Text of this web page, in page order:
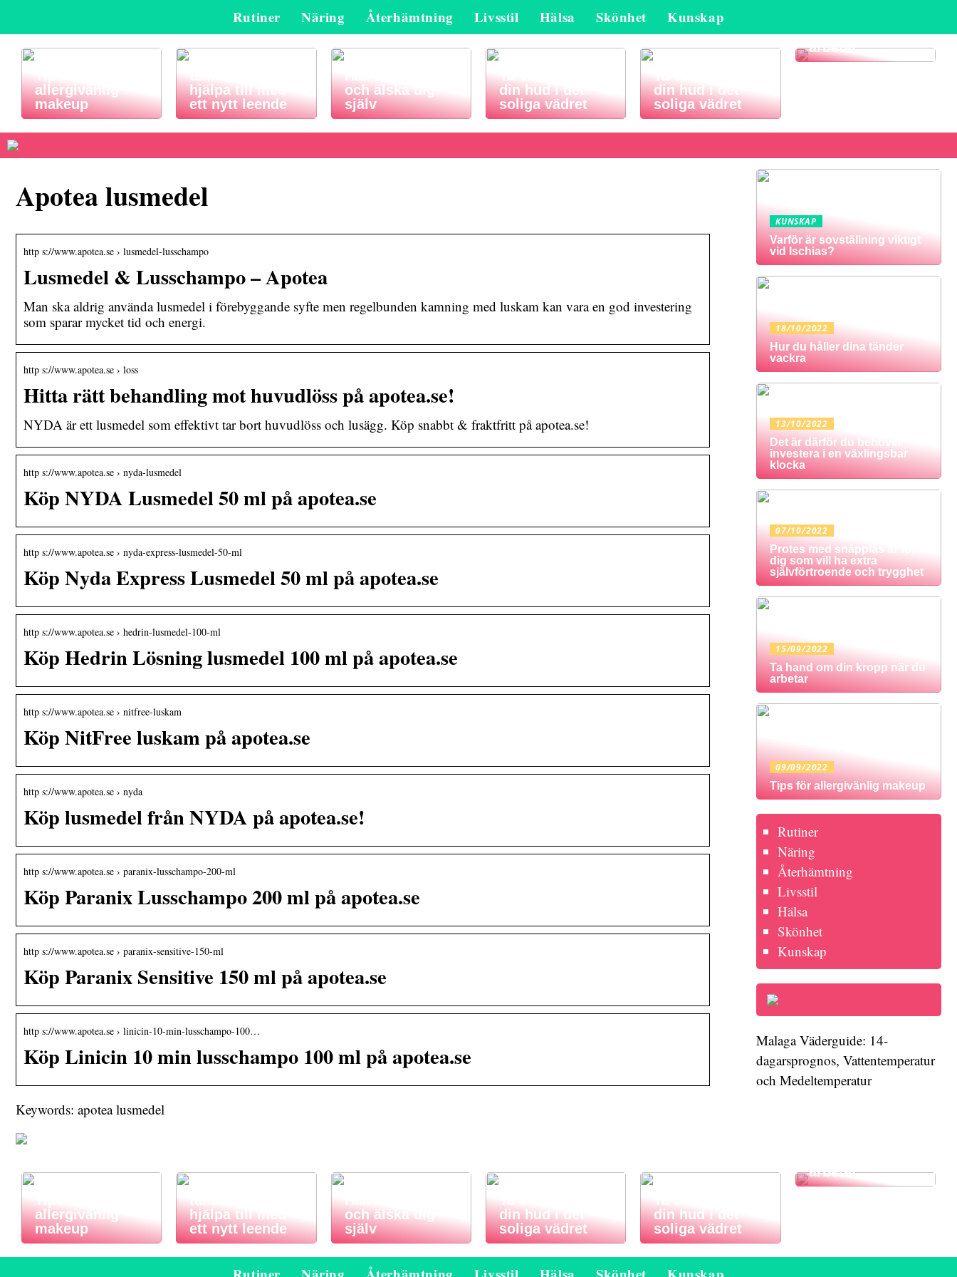
Rutiner Näring Återhämtning Livsstil Hälsa Skönhet Kunskap
allergivänlig
makeup
hjälpa till med
ett nytt leende
och älska dig
själv
din hud i det
soliga vädret
din hud i det
soliga vädret
kropp när du
arbetar
Apotea lusmedel
http s://www.apotea.se › lusmedel-lusschampo
Lusmedel & Lusschampo – Apotea
Man ska aldrig använda lusmedel i förebyggande syfte men regelbunden kamning med luskam kan vara en god investering
som sparar mycket tid och energi.
http s://www.apotea.se › loss
Hitta rätt behandling mot huvudlöss på apotea.se!
NYDA är ett lusmedel som effektivt tar bort huvudlöss och lusägg. Köp snabbt & fraktfritt på apotea.se!
http s://www.apotea.se › nyda-lusmedel
Köp NYDA Lusmedel 50 ml på apotea.se
http s://www.apotea.se › nyda-express-lusmedel-50-ml
Köp Nyda Express Lusmedel 50 ml på apotea.se
http s://www.apotea.se › hedrin-lusmedel-100-ml
Köp Hedrin Lösning lusmedel 100 ml på apotea.se
http s://www.apotea.se › nitfree-luskam
Köp NitFree luskam på apotea.se
http s://www.apotea.se › nyda
Köp lusmedel från NYDA på apotea.se!
http s://www.apotea.se › paranix-lusschampo-200-ml
Köp Paranix Lusschampo 200 ml på apotea.se
http s://www.apotea.se › paranix-sensitive-150-ml
Köp Paranix Sensitive 150 ml på apotea.se
http s://www.apotea.se › linicin-10-min-lusschampo-100…
Köp Linicin 10 min lusschampo 100 ml på apotea.se
Keywords: apotea lusmedel
KUNSKAP
Varför är sovställning viktigt
vid Ischias?
18/10/2022
Hur du håller dina tänder
vackra
13/10/2022
Det är därför du behöver
investera i en växlingsbar
klocka
07/10/2022
Protes med snäpplås är för
dig som vill ha extra
självförtroende och trygghet
15/09/2022
Ta hand om din kropp när du
arbetar
09/09/2022
Tips för allergivänlig makeup
Rutiner
Näring
Återhämtning
Livsstil
Hälsa
Skönhet
Kunskap
Malaga Väderguide: 14-
dagarsprognos, Vattentemperatur
och Medeltemperatur
allergivänlig
makeup
hjälpa till med
ett nytt leende
Håll dig frisk
och älska dig
själv
Ta väl hand om
din hud i det
soliga vädret
din hud i det
soliga vädret
arbetar